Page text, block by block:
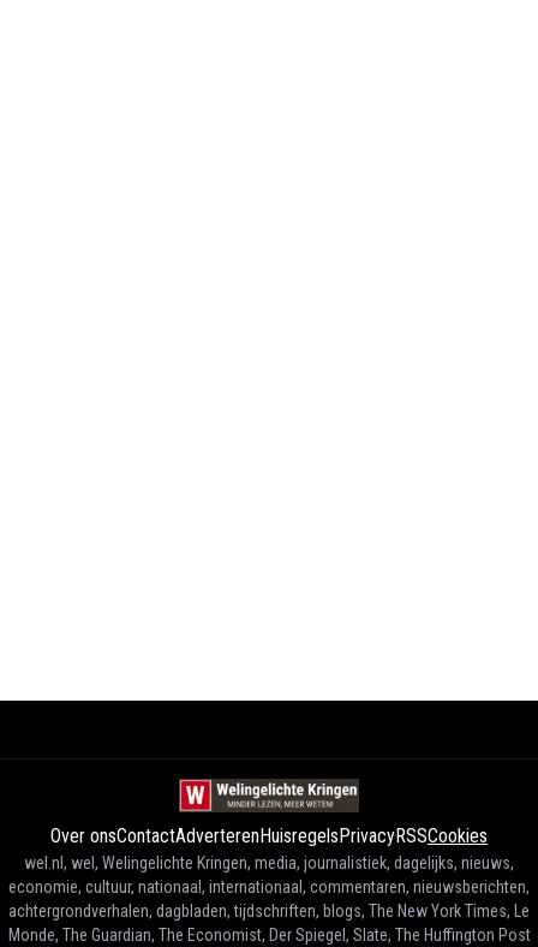
Over onsContactAdverterenHuisregels PrivacyRSSCookies
wel.nl, wel, Welingelichte Kringen, media, journalistiek, dagelijks, nieuws,
economie, cultuur, nationaal, internationaal, commentaren, nieuwsberichten,
achtergrondverhalen, dagbladen, tijdschriften, blogs, The New York Times, Le
Monde, The Guardian, The Economist, Der Spiegel, Slate, The Huffington Post